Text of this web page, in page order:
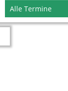
Alle Termine